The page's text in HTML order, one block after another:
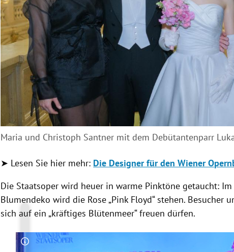
Maria und Christoph Santner mit dem Debütantenparr
➤ Lesen Sie hier mehr: Die Designer für den Wiener
Die Staatsoper wird heuer in warme Pinktöne getaucht:
Blumendeko wird die Rose „Pink Floyd“ stehen. Besucher
sich auf ein „kräftiges Blütenmeer“ freuen dürfen.
Copyright-Hinweis öffnen/schließen